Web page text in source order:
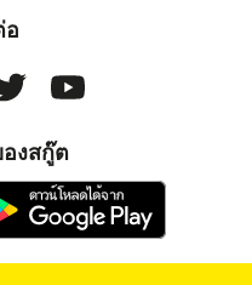
อ
งสกู๊ต